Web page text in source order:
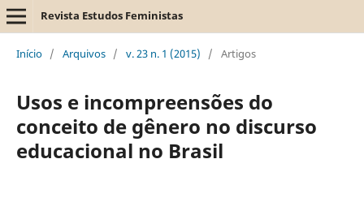
Revista Estudos Feministas
Início / Arquivos / v. 23 n. 1 (2015) / Artigos
Usos e incompreensões do
conceito de gênero no discurso
educacional no Brasil